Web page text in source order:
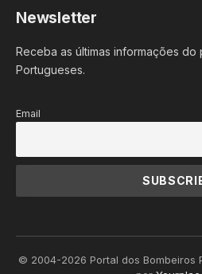
Newsletter
Receba as últimas informações do
Portugueses.
Email
© 2004-2026 Portal dos Bombeiros